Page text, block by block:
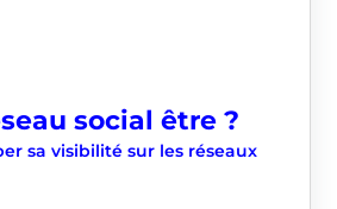
social être ?
sa visibilité sur les réseaux